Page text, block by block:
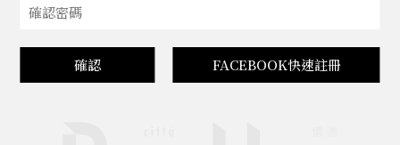
確認 FACEBOOK快速註冊